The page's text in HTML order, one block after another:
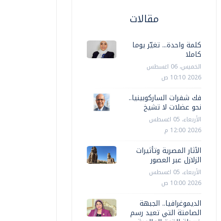
حوادث
كشف ملابسات فيديو تضمن ترويج 3
أشخاص يستقلون دراجة نارية للمخدرات
أخبار مصر الثلاثاء، 04 اغسطس 2026 09:30 م
مقالات
كلمة واحدة... تغيّر يوما
كاملا
الخميس، 06 اغسطس
2026 10:10 ص
فك شفرات الساركوبينيا..
نحو عضلات لا تشيخ
الأربعاء، 05 اغسطس
2026 12:00 م
الآثار المصرية وتأثيرات
الزلازل عبر العصور
الأربعاء، 05 اغسطس
2026 10:00 ص
الديموغرافيا.. الجبهة
الصامتة التي تعيد رسم